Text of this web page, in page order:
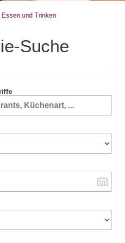
Essen und Trinken
Suche